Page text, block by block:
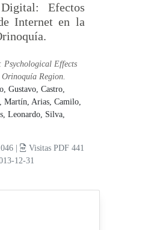
Efectos
Internet en la
Effects
Region.
Gustavo,Castro,
Martín,Arias, Camilo,
Leonardo, Silva,
|
Visitas PDF 441
12-31